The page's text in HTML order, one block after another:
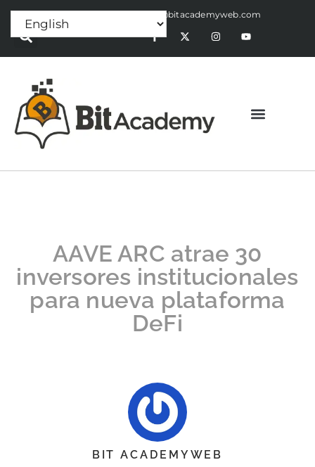
Press Release:alex@bitacademyweb.com
AAVE ARC atrae 30
inversores institucionales
para nueva plataforma
DeFi
BIT ACADEMYWEB